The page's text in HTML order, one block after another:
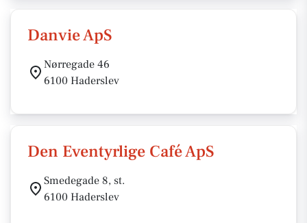
Danvie ApS
Nørregade 46
6100 Haderslev
Den Eventyrlige Café ApS
Smedegade 8, st.
6100 Haderslev